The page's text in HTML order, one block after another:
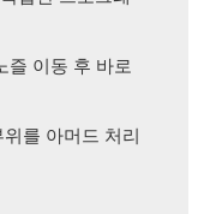
즐 이동 후 바로
를 아머드 처리